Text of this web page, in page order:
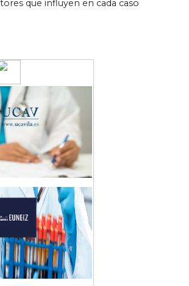
que influyen en cada caso